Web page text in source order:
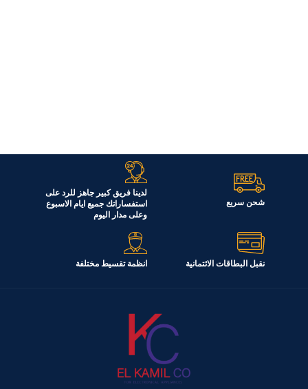
شحن سريع
لدينا فريق كبير جاهز للرد على
استفساراتك جميع ايام الاسبوع
وعلى مدار اليوم
نقبل البطاقات الائتمانية انظمة تقسيط مختلفة